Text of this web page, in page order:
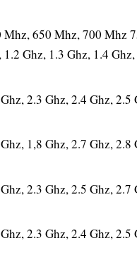
Mhz, 650 Mhz, 700 Mhz
Ghz, 1.3 Ghz, 1.4
2.3 Ghz, 2.4 Ghz,
1,8 Ghz, 2.7 Ghz,
2.3 Ghz, 2.5 Ghz,
2.3 Ghz, 2.4 Ghz,